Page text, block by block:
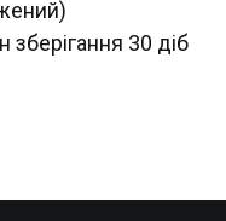
зберігання 30 діб